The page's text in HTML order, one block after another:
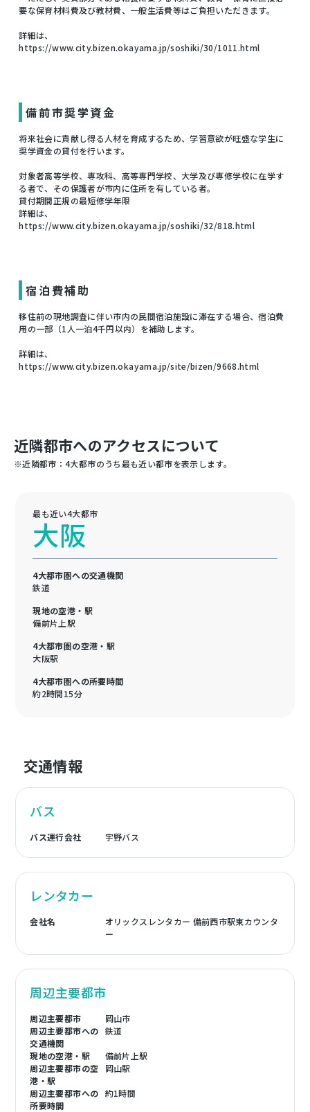
要な保育材料費及び教材費、一般生活費等はご負担いただきます。
詳細は、
https://www.city.bizen.okayama.jp/soshiki/30/1011.html
備前市奨学資金
将来社会に貢献し得る人材を育成するため、学習意欲が旺盛な学生に
奨学資金の貸付を行います。
対象者高等学校、専攻科、高等専門学校、大学及び専修学校に在学す
る者で、その保護者が市内に住所を有している者。
貸付期間正規の最短修学年限
詳細は、
https://www.city.bizen.okayama.jp/soshiki/32/818.html
宿泊費補助
移住前の現地調査に伴い市内の民間宿泊施設に滞在する場合、宿泊費
用の一部（1人一泊4千円以内）を補助します。
詳細は、
https://www.city.bizen.okayama.jp/site/bizen/9668.html
近隣都市へのアクセスについて
※近隣都市：4大都市のうち最も近い都市を表示します。
最も近い4大都市
大阪
4大都市圏への交通機関
鉄道
現地の空港・駅
備前片上駅
4大都市圏の空港・駅
大阪駅
4大都市圏への所要時間
約2時間15分
交通情報
バス
バス運行会社 宇野バス
レンタカー
会社名
オリックスレンタカー 備前西市駅東カウンタ
ー
周辺主要都市
周辺主要都市
岡山市
周辺主要都市への
交通機関
鉄道
現地の空港・駅
備前片上駅
周辺主要都市の空
港・駅
岡山駅
周辺主要都市への
所要時間
約1時間